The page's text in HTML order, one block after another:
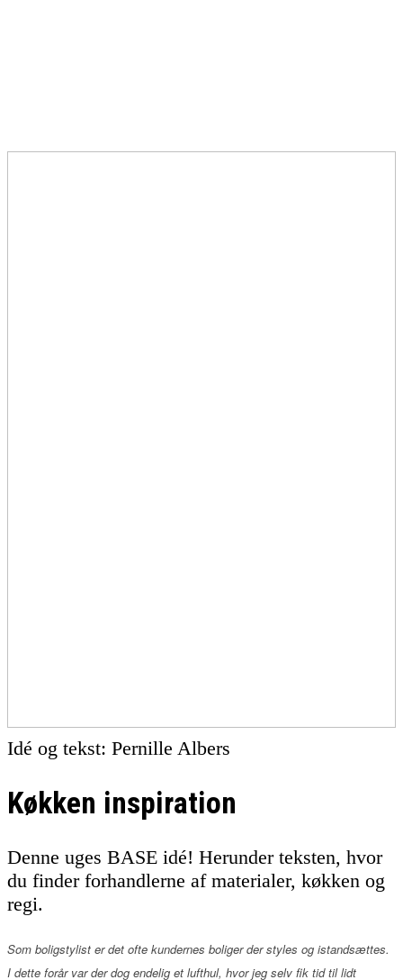
Idé og tekst: Pernille Albers
Køkken inspiration
Denne uges BASE idé! Herunder teksten, hvor
du finder forhandlerne af materialer, køkken og
regi.
Som boligstylist er det ofte kundernes boliger der styles og istandsættes.
I dette forår var der dog endelig et lufthul, hvor jeg selv fik tid til lidt